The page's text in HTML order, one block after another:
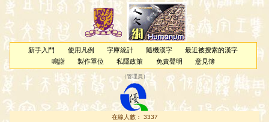
新手入門 使用凡例 字庫統計 隨機漢字
最近被搜索的漢字
鳴謝
製作單位 私隱政策 免責聲明 意見簿
（管理員 ）
在線人數： 3337